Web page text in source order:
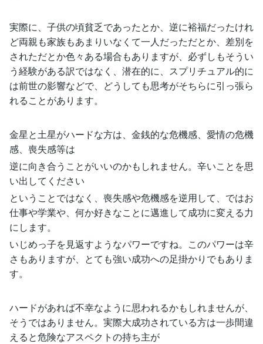
実際に、子供の頃貧乏であったとか、逆に裕福だったけれ
ど両親も家族もあまりいなくて一人だっただとか、差別を
されただとか色々ある場合もありますが、必ずしもそうい
う経験がある訳ではなく、潜在的に、スプリチュアル的に
は前世の影響などで、どうしても思考がそちらに引っ張ら
れることがあります。
金星と土星がハードな方は、金銭的な危機感、愛情の危機
感、喪失感等は
逆に向き合うことがいいのかもしれません。辛いことを思
い出してください
ということではなく、喪失感や危機感を逆用して、ではお
仕事や学業や、何か好きなことに邁進して成功に変える力
にします。
いじめっ子を見返すようなパワーですね。このパワーは辛
さもありますが、とても強い成功への足掛かりでもありま
す。
ハードがあれば不幸なように思われるかもしれませんが、
そうではありません。実際大成功されている方は一歩間違
えると危険なアスペクトの持ち主が